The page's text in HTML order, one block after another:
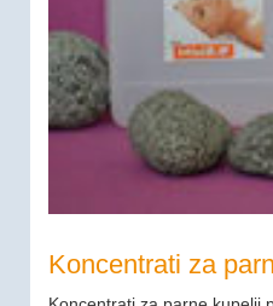
Koncentrati za